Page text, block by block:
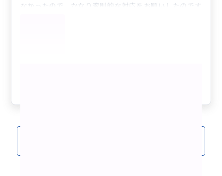
なかったので、かなり変則的な対応をお願いしたのです